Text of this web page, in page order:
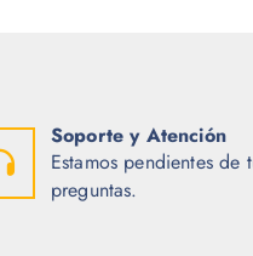
Soporte y Atención
Estamos pendientes de
preguntas.